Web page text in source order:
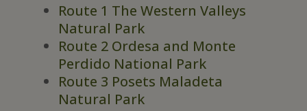
Route 1 The Western Valleys
Natural Park
Route 2 Ordesa and Monte
Perdido National Park
Route 3 Posets Maladeta
Natural Park